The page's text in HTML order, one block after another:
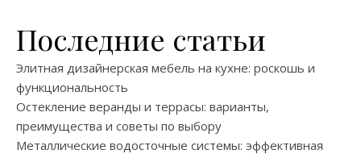
Последние статьи
Элитная дизайнерская мебель на кухне: роскошь и
функциональность
Остекление веранды и террасы: варианты,
преимущества и советы по выбору
Металлические водосточные системы: эффективная